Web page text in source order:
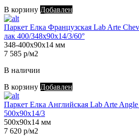
В корзину Добавлен
Паркет Елка Французская Lab Arte
лак 400/348х90х14/3/60°
348-400х90х14 мм
7 585 р/м2
В наличии
В корзину Добавлен
Паркет Елка Английская Lab Arte
500х90х14/3
500х90х14 мм
7 620 р/м2